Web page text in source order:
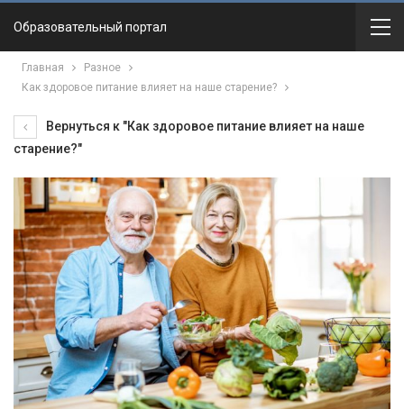
Образовательный портал
Главная
Разное
Как здоровое питание влияет на наше старение?
Вернуться к "Как здоровое питание влияет на наше
старение?"